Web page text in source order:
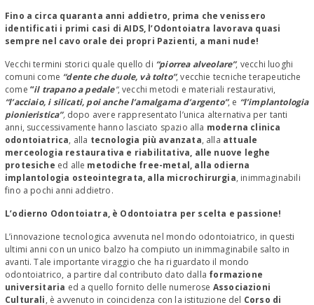
Fino a circa quaranta anni addietro, prima che venissero
identificati i primi casi di AIDS, l’Odontoiatra lavorava quasi
sempre nel cavo orale dei propri Pazienti, a mani nude!
Vecchi termini storici quale quello di “piorrea alveolare”, vecchi luoghi
comuni come “dente che duole, và tolto”, vecchie tecniche terapeutiche
come “il trapano a pedale”, vecchi metodi e materiali restaurativi,
“l’acciaio, i silicati, poi anche l’amalgama d’argento”, e “l’implantologia
pionieristica”,dopo avere rappresentato l’unica alternativa per tanti
anni, successivamente hanno lasciato spazio alla moderna clinica
odontoiatrica, alla tecnologia più avanzata, alla attuale
merceologia restaurativa e riabilitativa, alle nuove leghe
protesiche ed alle metodiche free-metal, alla odierna
implantologia osteointegrata, alla microchirurgia, inimmaginabili
fino a pochi anni addietro.
L’odierno Odontoiatra, è Odontoiatra per scelta e passione!
L’innovazione tecnologica avvenuta nel mondo odontoiatrico, in questi
ultimi anni con un unico balzo ha compiuto un inimmaginabile salto in
avanti. Tale importante viraggio che ha riguardato il mondo
odontoiatrico, a partire dal contributo dato dalla formazione
universitaria ed a quello fornito delle numerose Associazioni
Culturali, è avvenuto in coincidenza con la istituzione del Corso di